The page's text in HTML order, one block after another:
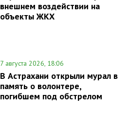
внешнем воздействии на
объекты ЖКХ
7 августа 2026, 18:06
В Астрахани открыли мурал в
память о волонтере,
погибшем под обстрелом